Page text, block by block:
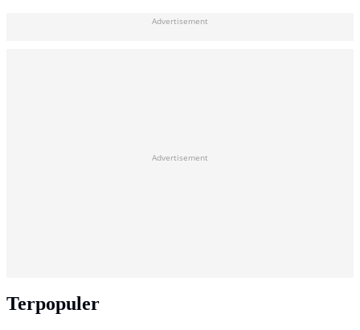
Advertisement
Advertisement
Terpopuler